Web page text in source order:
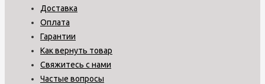
Доставка
Оплата
Гарантии
Как вернуть товар
Свяжитесь с нами
Частые вопросы